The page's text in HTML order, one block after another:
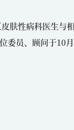
肤性病科医生与
委员、顾问于10